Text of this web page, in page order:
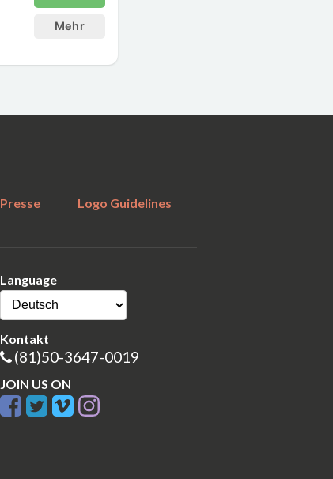
Mehr
Presse Logo Guidelines
Language
Kontakt
(81)50-3647-0019
JOIN US ON